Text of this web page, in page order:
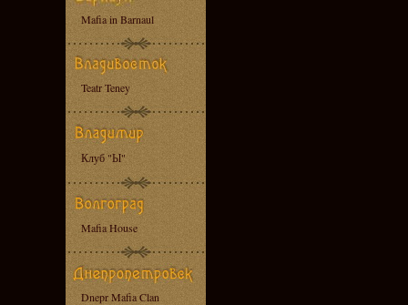
Mafia in Barnaul
Teatr Teney
Клуб "Ы"
Mafia House
Dnepr Mafia Clan